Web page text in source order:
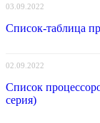
03.09.2022
Список-таблица
02.09.2022
Список
серия)